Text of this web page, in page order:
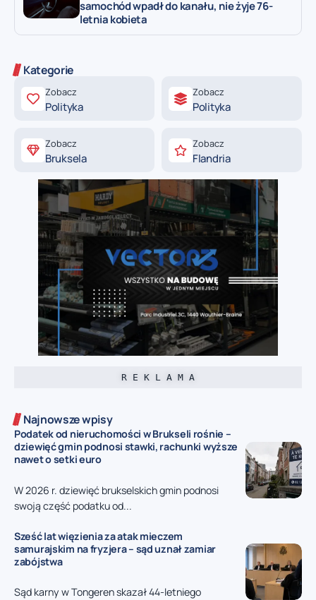
samochód wpadł do kanału, nie żyje 76-
letnia kobieta
Kategorie
Zobacz
Polityka
Zobacz
Polityka
Zobacz
Bruksela
Zobacz
Flandria
R E K L A M A
Najnowsze wpisy
Podatek od nieruchomości w Brukseli rośnie –
dziewięć gmin podnosi stawki, rachunki wyższe
nawet o setki euro
W 2026 r. dziewięć brukselskich gmin podnosi
swoją część podatku od...
Sześć lat więzienia za atak mieczem
samurajskim na fryzjera – sąd uznał zamiar
zabójstwa
Sąd karny w Tongeren skazał 44-letniego